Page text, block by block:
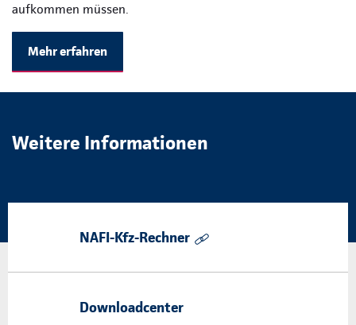
aufkommen müssen.
Mehr erfahren
Weitere Informationen
NAFI-Kfz-Rechner
Downloadcenter